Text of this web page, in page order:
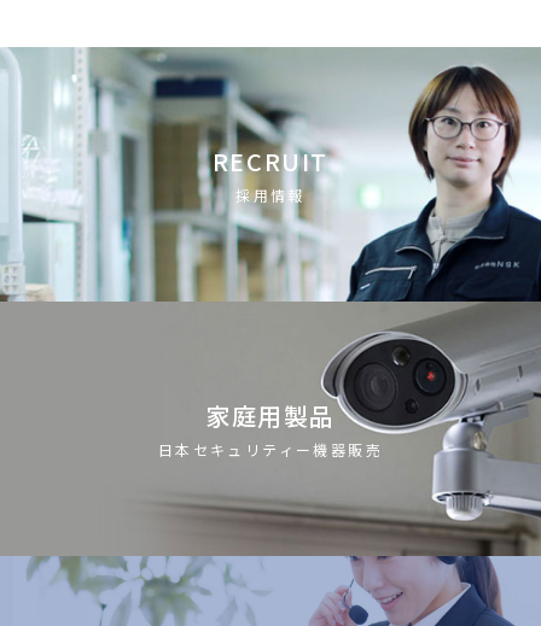
RECRUIT
採用情報
家庭用製品
日本セキュリティー機器販売